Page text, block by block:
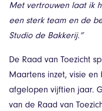
Met vertrouwen laat ik
een sterk team en de
Studio de Bakkerij.”
De Raad van Toezicht
Maartens inzet, visie
afgelopen vijftien jaar.
van de Raad van